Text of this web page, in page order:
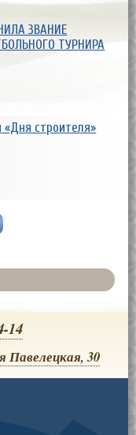
ЗВАНИЕ
ТУРНИРА
«Дня строителя»
14
Павелецкая, 30